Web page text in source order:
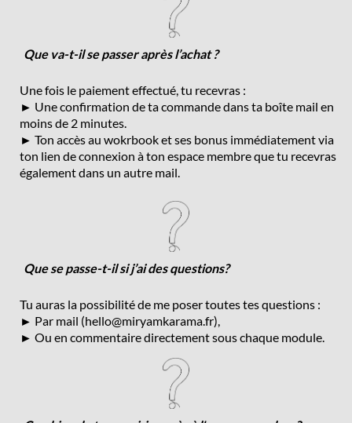
Que va-t-il se passer après l’achat ?
Une fois le paiement effectué, tu recevras :
► Une confirmation de ta commande dans ta boîte mail en
moins de 2 minutes.
► Ton accès au wokrbook et ses bonus immédiatement via
ton lien de connexion à ton espace membre que tu recevras
également dans un autre mail.
Que se passe-t-il si j’ai des questions?
Tu auras la possibilité de me poser toutes tes questions :
► Par mail (hello@miryamkarama.fr),
► Ou en commentaire directement sous chaque module.